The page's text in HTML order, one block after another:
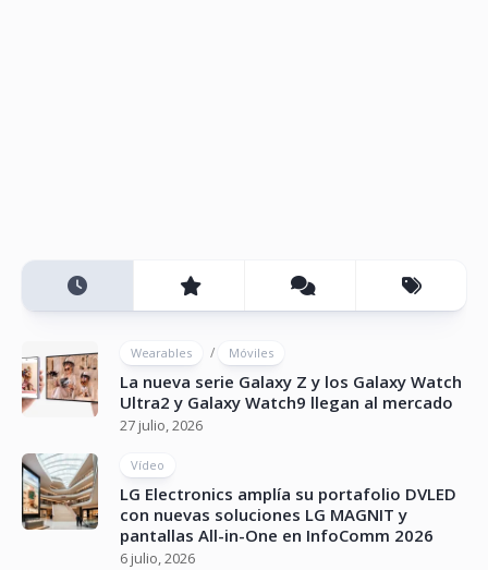
Wearables / Móviles
La nueva serie Galaxy Z y los Galaxy Watch
Ultra2 y Galaxy Watch9 llegan al mercado
27 julio, 2026
Vídeo
LG Electronics amplía su portafolio DVLED
con nuevas soluciones LG MAGNIT y
pantallas All-in-One en InfoComm 2026
6 julio, 2026